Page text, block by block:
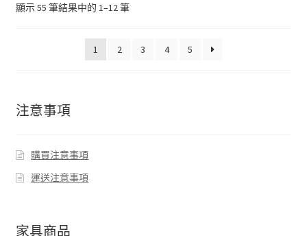
顯示 55 筆結果中的 1–12 筆
1 2 3 4 5
注意事項
購買注意事項
運送注意事項
家具商品